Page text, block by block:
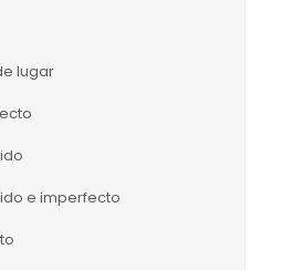
lugar
e imperfecto